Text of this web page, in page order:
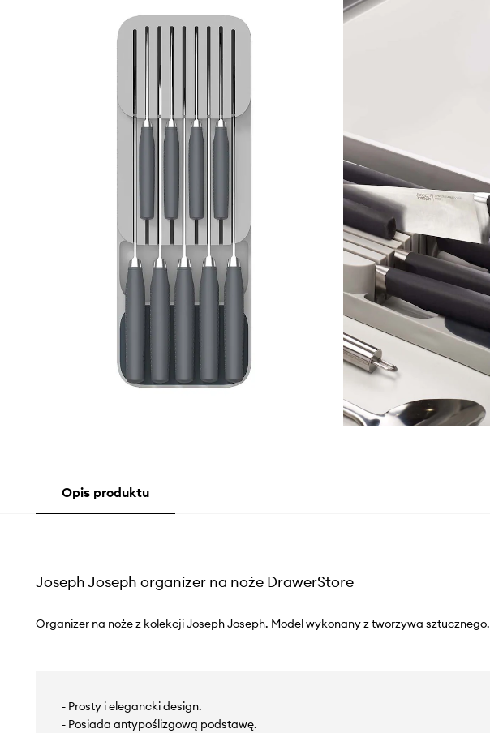
Opis produktu
Joseph Joseph organizer na noże DrawerStore
Organizer na noże z kolekcji Joseph Joseph. Model wykonany z tworzywa sztucznego.
- Prosty i elegancki design.
- Posiada antypoślizgową podstawę.